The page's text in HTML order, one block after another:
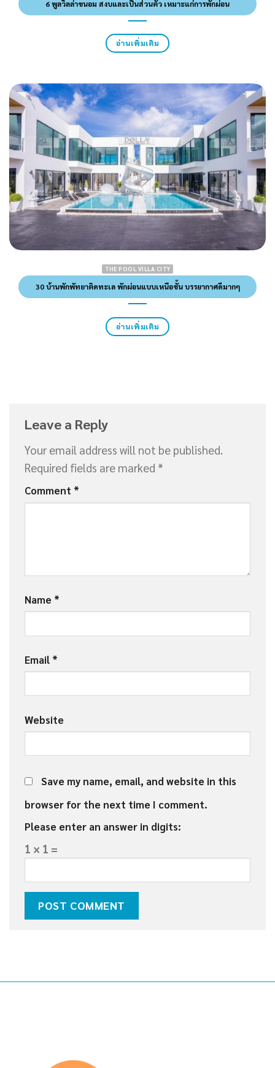
6 พูลวิลล่าขนอม สงบและเป็นส่วนตัว เหมาะแก่การพักผ่อน
อ่านเพิ่มเติม
THE POOL VILLA CITY
30 บ้านพักพัทยาติดทะเล พักผ่อนแบบเหนือชั้น บรรยากาศดีมากๆ
อ่านเพิ่มเติม
Leave a Reply
Your email address will not be published.
Required fields are marked *
Comment *
Name *
Email *
Website
Save my name, email, and website in this
browser for the next time I comment.
Please enter an answer in digits:
1 × 1 =